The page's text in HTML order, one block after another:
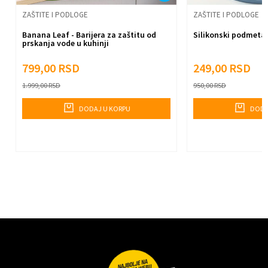
ZAŠTITE I PODLOGE
Banana Leaf - Barijera za zaštitu od
prskanja vode u kuhinji
799,00 RSD
1.999,00RSD
DODAJ U KORPU
ZAŠTITE I PODLOGE
Silikonski
249,00 RSD
950,00RSD